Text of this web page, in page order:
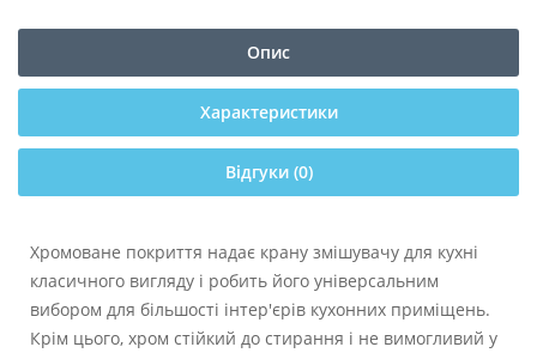
Опис
Характеристики
Відгуки (0)
Хромоване покриття надає крану змішувачу для кухні
класичного вигляду і робить його універсальним
вибором для більшості інтер'єрів кухонних приміщень.
Крім цього, хром стійкий до стирання і не вимогливий у